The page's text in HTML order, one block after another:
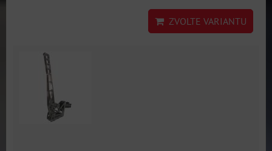
ZVOLTE VARIANTU